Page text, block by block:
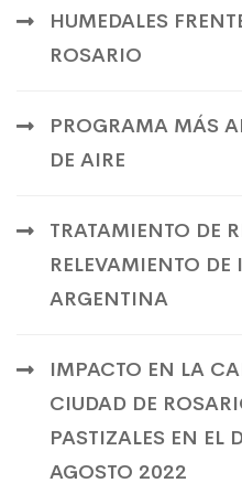
HUMEDALES
ROSARIO
PROGRAMA MÁS
DE AIRE
TRATAMIENTO DE
RELEVAMIENTO
ARGENTINA
IMPACTO EN LA
CIUDAD DE
PASTIZALES EN EL
AGOSTO 2022